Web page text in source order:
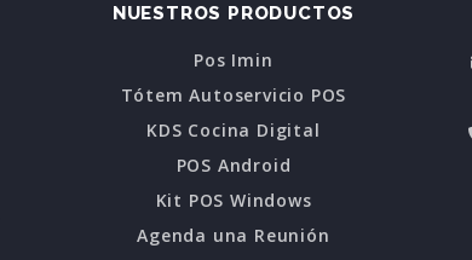
NUESTROS PRODUCTOS
Pos Imin
Tótem Autoservicio POS
KDS Cocina Digital
POS Android
Kit POS Windows
Agenda una Reunión